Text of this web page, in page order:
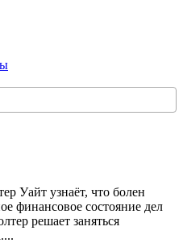
Уайт узнаёт, что болен
финансовое состояние дел
решает заняться